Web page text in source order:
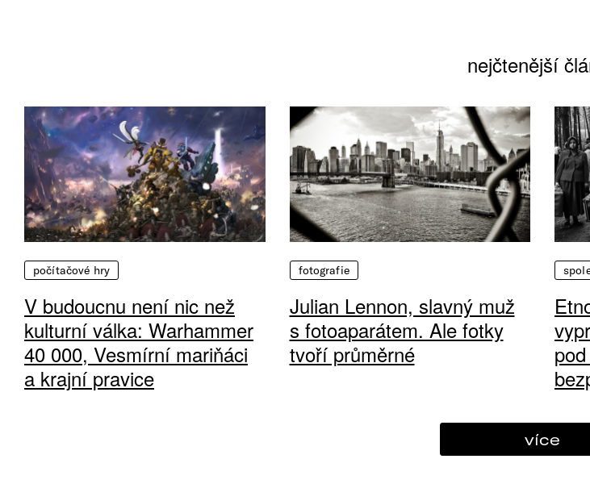
nejčtenější
počítačové hry
V budoucnu není nic než
kulturní válka: Warhammer
40 000, Vesmírní mariňáci
a krajní pravice
fotografie
Julian Lennon, slavný muž
s fotoaparátem. Ale fotky
tvoří průměrné
více